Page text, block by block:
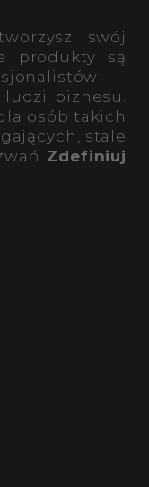
swój
produkty są
–
biznesu.
osób takich
stale
Zdefiniuj